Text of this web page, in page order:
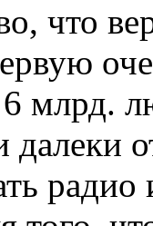
что
млрд.
далеки
радио